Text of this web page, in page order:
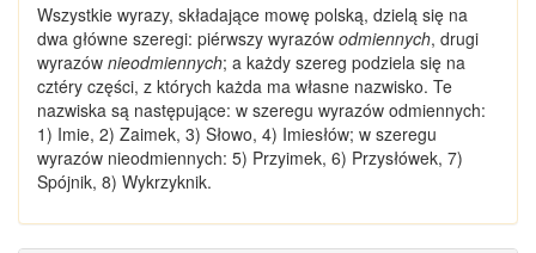
Wszystkie wyrazy, składające mowę polską, dzielą się na
dwa główne szeregi: piérwszy wyrazów odmiennych, drugi
wyrazów nieodmiennych; a każdy szereg podziela się na
cztéry części, z których każda ma własne nazwisko. Te
nazwiska są następujące: w szeregu wyrazów odmiennych:
1) Imie, 2) Zaimek, 3) Słowo, 4) Imiesłów; w szeregu
wyrazów nieodmiennych: 5) Przyimek, 6) Przysłówek, 7)
Spójnik, 8) Wykrzyknik.